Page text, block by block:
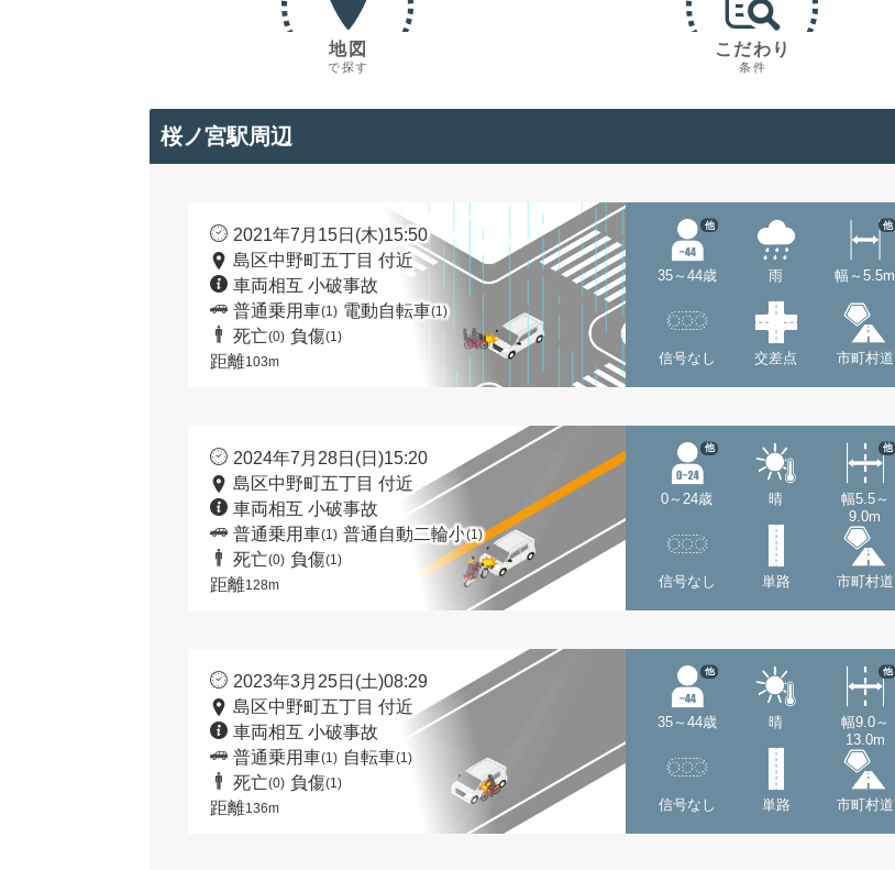
地図
で探す
こだわり
条件
桜ノ宮駅周辺
2021年7月15日(木)15:50
島区中野町五丁目 付近
車両相互 小破事故
普通乗用車(1) 電動自転車(1)
死亡(0) 負傷(1)
距離103m
35～44歳
他
雨 幅～5.5m
他
信号なし 交差点 市町村道
2024年7月28日(日)15:20
島区中野町五丁目 付近
車両相互 小破事故
普通乗用車(1) 普通自動二輪小(1)
死亡(0) 負傷(1)
距離128m
0～24歳
他
晴
幅5.5～
9.0m
他
信号なし 単路 市町村道
2023年3月25日(土)08:29
島区中野町五丁目 付近
車両相互 小破事故
普通乗用車(1) 自転車(1)
死亡(0) 負傷(1)
距離136m
35～44歳
他
晴
幅9.0～
13.0m
他
信号なし 単路 市町村道